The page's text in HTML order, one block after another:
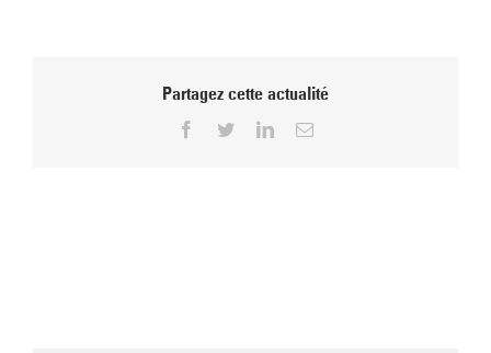
Partagez cette actualité
Facebook
TwitterLinkedInEmail